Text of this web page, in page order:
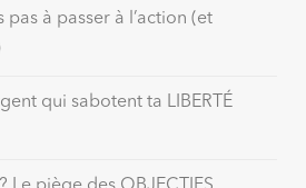
pas à passer à l’action (et
qui sabotent ta LIBERTÉ